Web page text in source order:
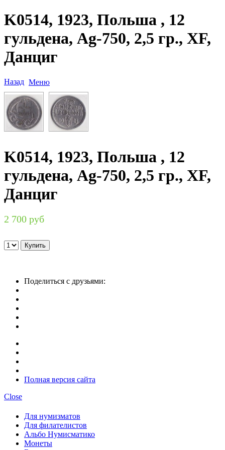
K0514, 1923, Польша , 12
гульдена, Ag-750, 2,5 гр., XF,
Данциг
Назад Меню
K0514, 1923, Польша , 12
гульдена, Ag-750, 2,5 гр., XF,
Данциг
2 700 руб
Поделиться с друзьями:
Полная версия сайта
Close
Для нумизматов
Для филателистов
Альбо Нумисматико
Монеты